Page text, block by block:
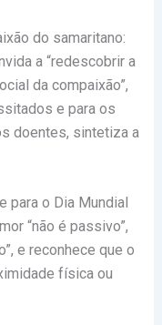
do samaritano:
a “redescobrir a
da compaixão”,
e para os
doentes, sintetiza a
para o Dia Mundial
“não é passivo”,
e reconhece que o
física ou